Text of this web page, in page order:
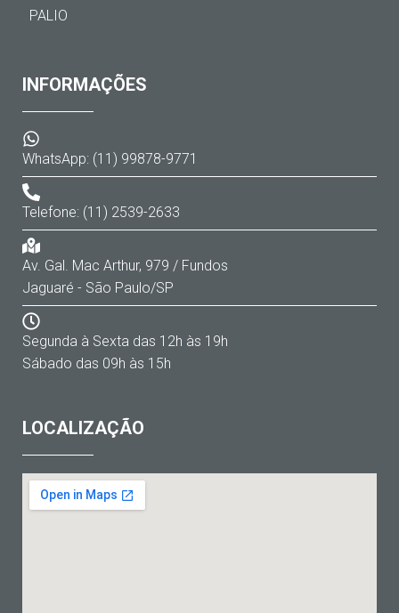
PALIO
INFORMAÇÕES
WhatsApp: (11) 99878-9771
Telefone: (11) 2539-2633
Av. Gal. Mac Arthur, 979 / Fundos
Jaguaré - São Paulo/SP
Segunda à Sexta das 12h às 19h
Sábado das 09h às 15h
LOCALIZAÇÃO